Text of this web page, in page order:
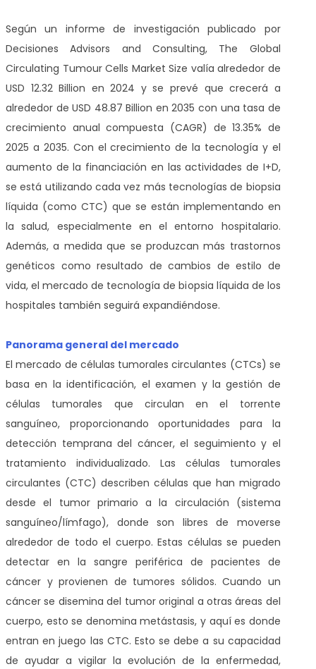
Según un informe de investigación publicado por
Decisiones Advisors and Consulting, The Global
Circulating Tumour Cells Market Size valía alrededor de
USD 12.32 Billion en 2024 y se prevé que crecerá a
alrededor de USD 48.87 Billion en 2035 con una tasa de
crecimiento anual compuesta (CAGR) de 13.35% de
2025 a 2035. Con el crecimiento de la tecnología y el
aumento de la financiación en las actividades de I+D,
se está utilizando cada vez más tecnologías de biopsia
líquida (como CTC) que se están implementando en
la salud, especialmente en el entorno hospitalario.
Además, a medida que se produzcan más trastornos
genéticos como resultado de cambios de estilo de
vida, el mercado de tecnología de biopsia líquida de los
hospitales también seguirá expandiéndose.
Panorama general del mercado
El mercado de células tumorales circulantes (CTCs) se
basa en la identificación, el examen y la gestión de
células tumorales que circulan en el torrente
sanguíneo, proporcionando oportunidades para la
detección temprana del cáncer, el seguimiento y el
tratamiento individualizado. Las células tumorales
circulantes (CTC) describen células que han migrado
desde el tumor primario a la circulación (sistema
sanguíneo/límfago), donde son libres de moverse
alrededor de todo el cuerpo. Estas células se pueden
detectar en la sangre periférica de pacientes de
cáncer y provienen de tumores sólidos. Cuando un
cáncer se disemina del tumor original a otras áreas del
cuerpo, esto se denomina metástasis, y aquí es donde
entran en juego las CTC. Esto se debe a su capacidad
de ayudar a vigilar la evolución de la enfermedad,